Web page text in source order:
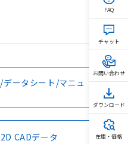
データシート/マニュ
2D CADデータ
FAQ
チャット
お問い合わせ
ダウンロード
在庫・価格